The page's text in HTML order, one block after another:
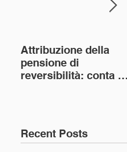
Attribuzione della
pensione di
reversibilità: conta la
Recent Posts